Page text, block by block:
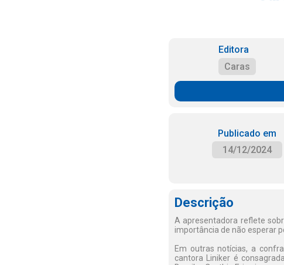
Editora
Caras
Publicado em
14/12/2024
Descrição
A apresentadora reflete
importância de não esperar
Em outras notícias, a
cantora Liniker é